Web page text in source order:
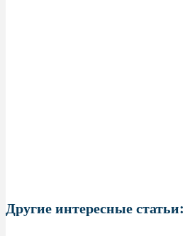
Другие интересные статьи: